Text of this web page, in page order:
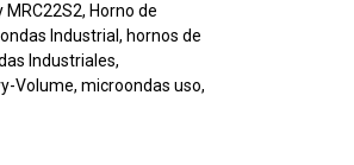
MRC22S2, Horno de
Industrial, hornos de
Industriales,
Volume,microondas uso,